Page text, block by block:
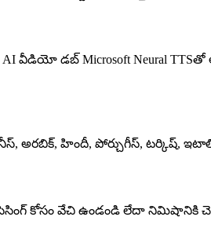
వీడియో డబ్ Microsoft Neural
అరబిక్, హిందీ, పోర్చుగీస్, టర్కిష్,
కోసం వేచి ఉండండి లేదా నిమిషానికి